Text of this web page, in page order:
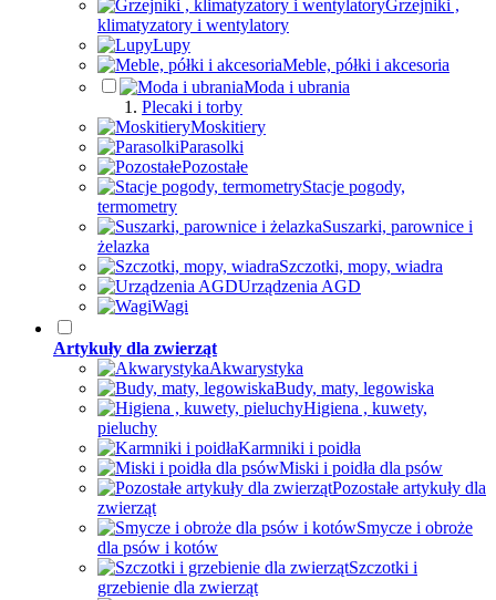
Grzejniki ,
klimatyzatory i wentylatory
Lupy
Meble, półki i akcesoria
Moda i ubrania
Plecaki i torby
Moskitiery
Parasolki
Pozostałe
Stacje pogody,
termometry
Suszarki, parownice i
żelazka
Szczotki, mopy, wiadra
Urządzenia AGD
Wagi
Artykuły dla zwierząt
Akwarystyka
Budy, maty, legowiska
Higiena , kuwety,
pieluchy
Karmniki i poidła
Miski i poidła dla psów
Pozostałe artykuły dla
zwierząt
Smycze i obroże
dla psów i kotów
Szczotki i
grzebienie dla zwierząt